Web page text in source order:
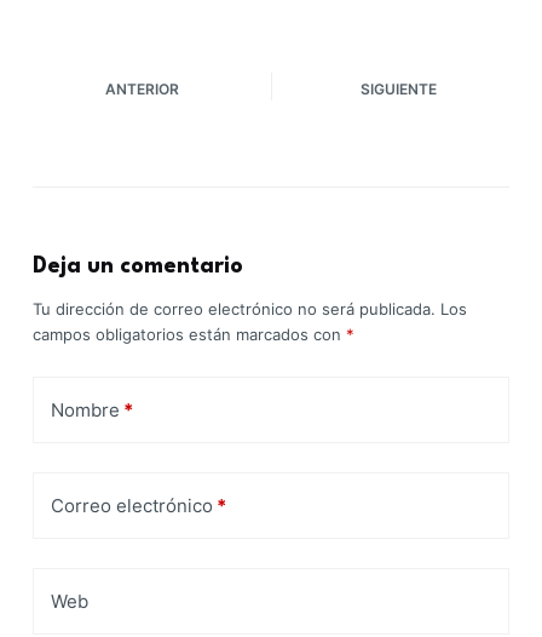
ANTERIOR SIGUIENTE
Deja un comentario
Tu dirección de correo electrónico no será publicada. Los
campos obligatorios están marcados con *
Nombre *
Correo electrónico *
Web